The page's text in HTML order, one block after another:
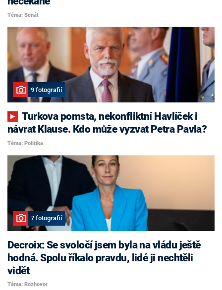
Téma: Senát
9 fotografií
Turkova pomsta, nekonfliktní Havlíček i
návrat Klause. Kdo může vyzvat Petra Pavla?
Téma: Politika
7 fotografií
Decroix: Se svoločí jsem byla na vládu ještě
hodná. Spolu říkalo pravdu, lidé ji nechtěli
vidět
Téma: Rozhovor